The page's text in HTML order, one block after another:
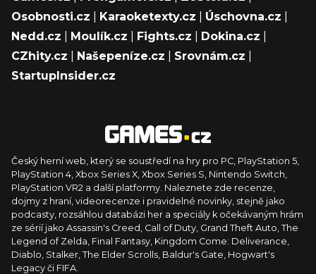
Osobnosti.cz
Karaoketexty.cz Úschovna.cz
Nedd.cz
Moulík.cz Fights.cz Dokina.cz
CZhity.cz
Našepeníze.cz Srovnám.cz
StartupInsider.cz
Český herní web, který se soustředí na hry pro PC, PlayStation 5,
PlayStation 4, Xbox Series X, Xbox Series S, Nintendo Switch,
PlayStation VR2 a další platformy. Naleznete zde recenze,
dojmy z hraní, videorecenze i pravidelné novinky, stejně jako
podcasty, rozsáhlou databázi her a speciály k očekávaným hrám
ze sérií jako Assassin's Creed, Call of Duty, Grand Theft Auto, The
Legend of Zelda, Final Fantasy, Kingdom Come: Deliverance,
Diablo, Stalker, The Elder Scrolls, Baldur's Gate, Hogwart's
Legacy či FIFA.